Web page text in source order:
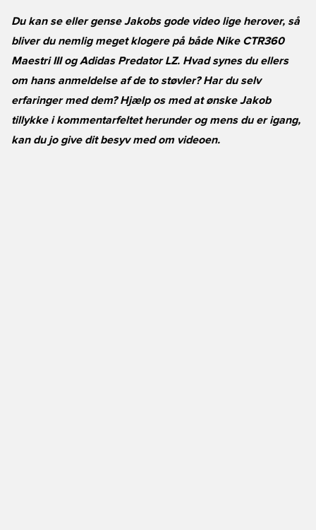
Du kan se eller gense Jakobs gode video lige herover, så
bliver du nemlig meget klogere på både Nike CTR360
Maestri III og Adidas Predator LZ. Hvad synes du ellers
om hans anmeldelse af de to støvler? Har du selv
erfaringer med dem? Hjælp os med at ønske Jakob
tillykke i kommentarfeltet herunder og mens du er igang,
kan du jo give dit besyv med om videoen.